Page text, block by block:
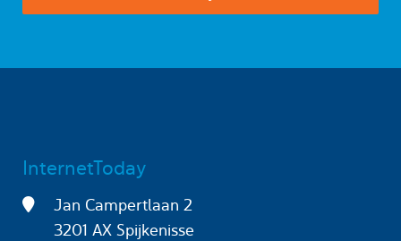
InternetToday
Jan Campertlaan 2
3201 AX Spijkenisse